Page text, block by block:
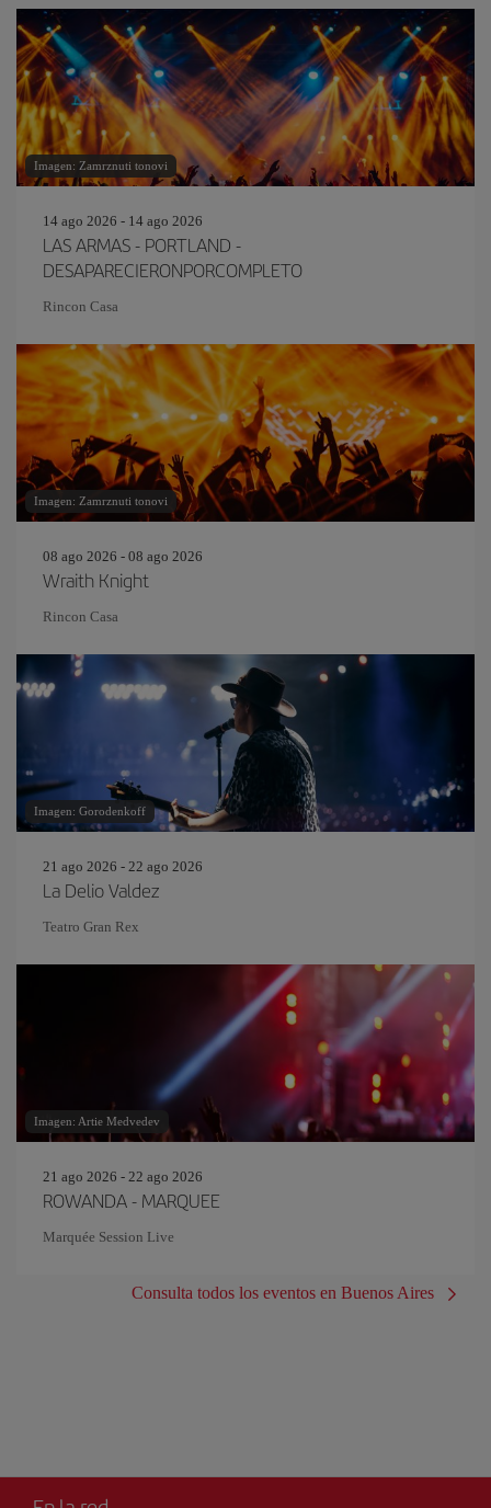
Imagen: Zamrznuti tonovi
14 ago 2026 - 14 ago 2026
LAS ARMAS - PORTLAND -
DESAPARECIERONPORCOMPLETO
Rincon Casa
Imagen: Zamrznuti tonovi
08 ago 2026 - 08 ago 2026
Wraith Knight
Rincon Casa
Imagen: Gorodenkoff
21 ago 2026 - 22 ago 2026
La Delio Valdez
Teatro Gran Rex
Imagen: Artie Medvedev
21 ago 2026 - 22 ago 2026
ROWANDA - MARQUEE
Marquée Session Live
Consulta todos los eventos en Buenos Aires